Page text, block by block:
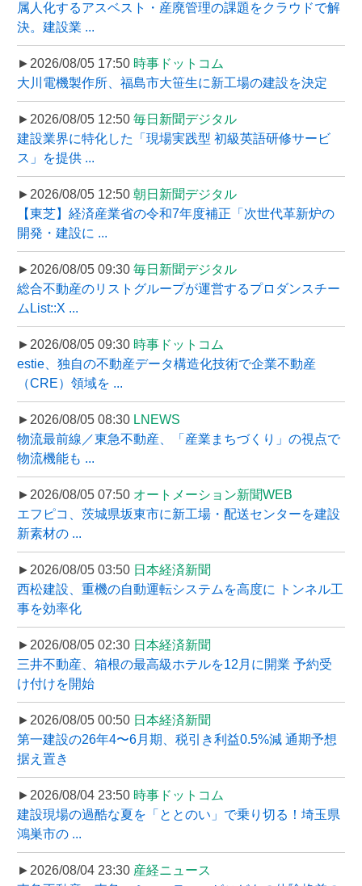
属人化するアスベスト・産廃管理の課題をクラウドで解
決。建設業 ...
►2026/08/05 17:50 時事ドットコム
大川電機製作所、福島市大笹生に新工場の建設を決定
►2026/08/05 12:50 毎日新聞デジタル
建設業界に特化した「現場実践型 初級英語研修サービ
ス」を提供 ...
►2026/08/05 12:50 朝日新聞デジタル
【東芝】経済産業省の令和7年度補正「次世代革新炉の
開発・建設に ...
►2026/08/05 09:30 毎日新聞デジタル
総合不動産のリストグループが運営するプロダンスチー
ムList::X ...
►2026/08/05 09:30 時事ドットコム
estie、独自の不動産データ構造化技術で企業不動産
（CRE）領域を ...
►2026/08/05 08:30 LNEWS
物流最前線／東急不動産、「産業まちづくり」の視点で
物流機能も ...
►2026/08/05 07:50 オートメーション新聞WEB
エフピコ、茨城県坂東市に新工場・配送センターを建設
新素材の ...
►2026/08/05 03:50 日本経済新聞
西松建設、重機の自動運転システムを高度に トンネル工
事を効率化
►2026/08/05 02:30 日本経済新聞
三井不動産、箱根の最高級ホテルを12月に開業 予約受
け付けを開始
►2026/08/05 00:50 日本経済新聞
第一建設の26年4〜6月期、税引き利益0.5%減 通期予想
据え置き
►2026/08/04 23:50 時事ドットコム
建設現場の過酷な夏を「ととのい」で乗り切る！埼玉県
鴻巣市の ...
►2026/08/04 23:30 産経ニュース